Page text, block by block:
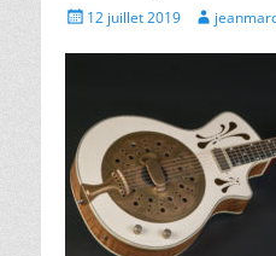
Posted12 juillet 2019 Author